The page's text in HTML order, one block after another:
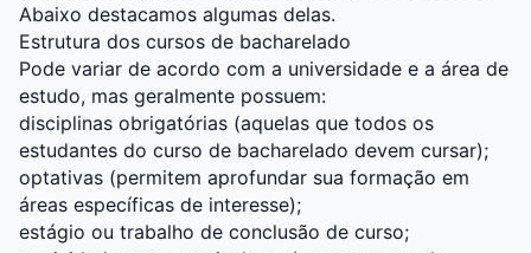
Abaixo destacamos algumas delas.
Estrutura dos cursos de bacharelado
Pode variar de acordo com a universidade e a área de
estudo, mas geralmente possuem:
disciplinas obrigatórias (aquelas que todos os
estudantes do curso de bacharelado devem cursar);
optativas (permitem aprofundar sua formação em
áreas específicas de interesse);
estágio ou trabalho de conclusão de curso;